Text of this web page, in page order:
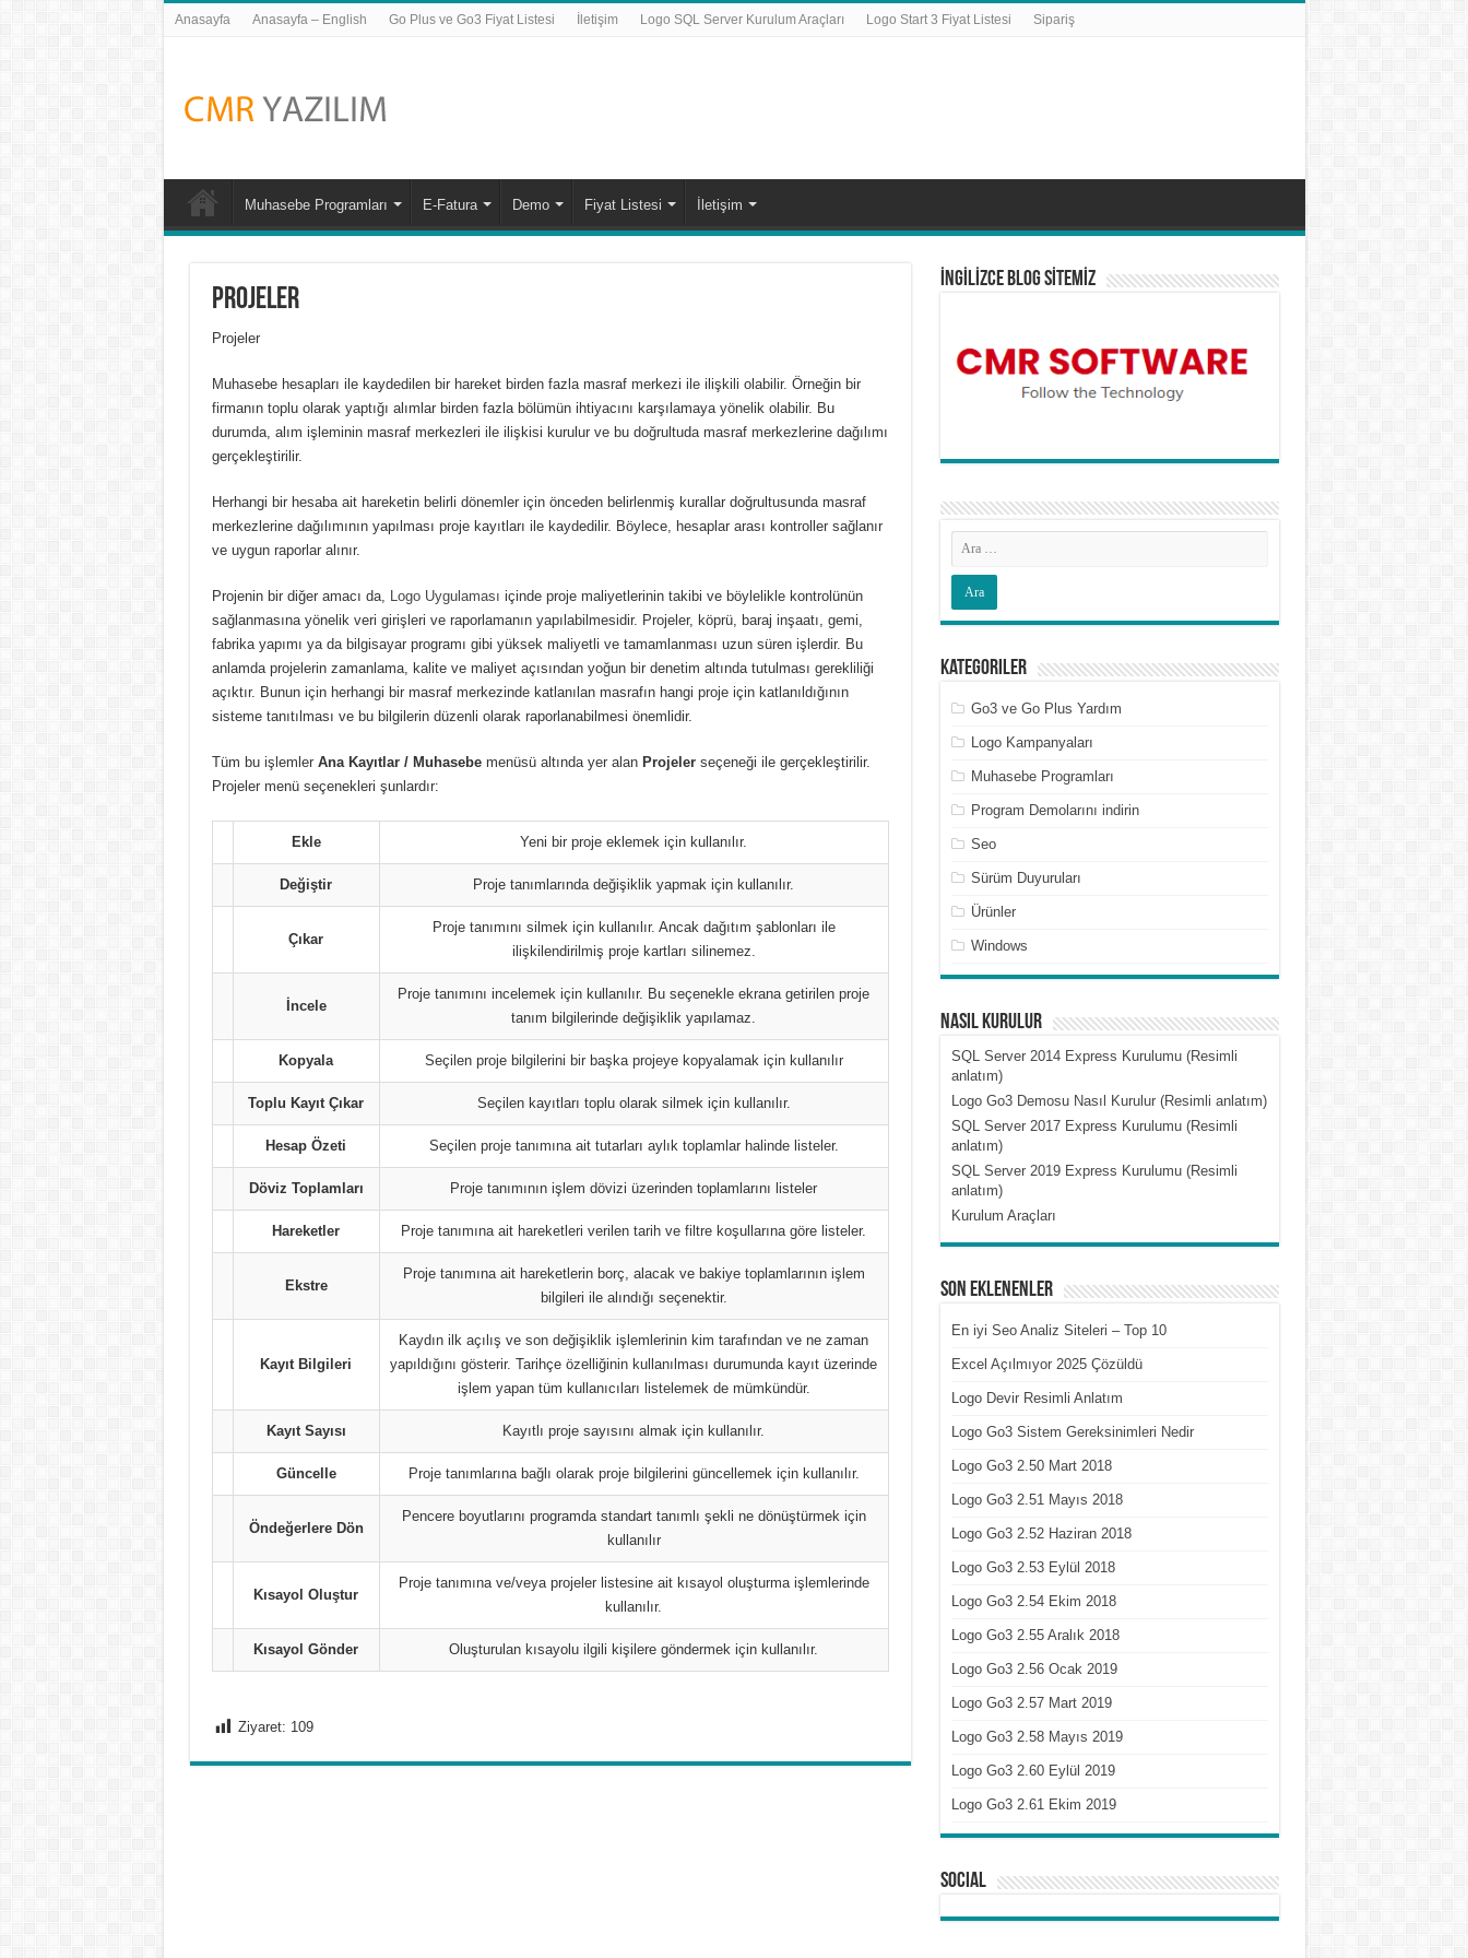
Anasayfa Anasayfa – English Go Plus ve Go3 Fiyat Listesi İletişim Logo SQL Server Kurulum Araçları Logo Start 3 Fiyat Listesi Sipariş
Muhasebe Programları E-Fatura Demo Fiyat Listesi İletişim
Projeler
Projeler
Muhasebe hesapları ile kaydedilen bir hareket birden fazla masraf merkezi ile ilişkili olabilir. Örneğin bir
firmanın toplu olarak yaptığı alımlar birden fazla bölümün ihtiyacını karşılamaya yönelik olabilir. Bu
durumda, alım işleminin masraf merkezleri ile ilişkisi kurulur ve bu doğrultuda masraf merkezlerine dağılımı
gerçekleştirilir.
Herhangi bir hesaba ait hareketin belirli dönemler için önceden belirlenmiş kurallar doğrultusunda masraf
merkezlerine dağılımının yapılması proje kayıtları ile kaydedilir. Böylece, hesaplar arası kontroller sağlanır
ve uygun raporlar alınır.
Projenin bir diğer amacı da, Logo Uygulaması içinde proje maliyetlerinin takibi ve böylelikle kontrolünün
sağlanmasına yönelik veri girişleri ve raporlamanın yapılabilmesidir. Projeler, köprü, baraj inşaatı, gemi,
fabrika yapımı ya da bilgisayar programı gibi yüksek maliyetli ve tamamlanması uzun süren işlerdir. Bu
anlamda projelerin zamanlama, kalite ve maliyet açısından yoğun bir denetim altında tutulması gerekliliği
açıktır. Bunun için herhangi bir masraf merkezinde katlanılan masrafın hangi proje için katlanıldığının
sisteme tanıtılması ve bu bilgilerin düzenli olarak raporlanabilmesi önemlidir.
Tüm bu işlemler Ana Kayıtlar / Muhasebemenüsü altında yer alan Projelerseçeneği ile gerçekleştirilir.
Projeler menü seçenekleri şunlardır:
Ekle Yeni bir proje eklemek için kullanılır.
Değiştir Proje tanımlarında değişiklik yapmak için kullanılır.
Çıkar
Proje tanımını silmek için kullanılır. Ancak dağıtım şablonları ile
ilişkilendirilmiş proje kartları silinemez.
İncele
Proje tanımını incelemek için kullanılır. Bu seçenekle ekrana getirilen proje
tanım bilgilerinde değişiklik yapılamaz.
Kopyala Seçilen proje bilgilerini bir başka projeye kopyalamak için kullanılır
Toplu Kayıt Çıkar Seçilen kayıtları toplu olarak silmek için kullanılır.
Hesap Özeti Seçilen proje tanımına ait tutarları aylık toplamlar halinde listeler.
Döviz Toplamları Proje tanımının işlem dövizi üzerinden toplamlarını listeler
Hareketler Proje tanımına ait hareketleri verilen tarih ve filtre koşullarına göre listeler.
Ekstre
Proje tanımına ait hareketlerin borç, alacak ve bakiye toplamlarının işlem
bilgileri ile alındığı seçenektir.
Kayıt Bilgileri
Kaydın ilk açılış ve son değişiklik işlemlerinin kim tarafından ve ne zaman
yapıldığını gösterir. Tarihçe özelliğinin kullanılması durumunda kayıt üzerinde
işlem yapan tüm kullanıcıları listelemek de mümkündür.
Kayıt Sayısı Kayıtlı proje sayısını almak için kullanılır.
Güncelle Proje tanımlarına bağlı olarak proje bilgilerini güncellemek için kullanılır.
Öndeğerlere Dön
Pencere boyutlarını programda standart tanımlı şekli ne dönüştürmek için
kullanılır
Kısayol Oluştur
Proje tanımına ve/veya projeler listesine ait kısayol oluşturma işlemlerinde
kullanılır.
Kısayol Gönder Oluşturulan kısayolu ilgili kişilere göndermek için kullanılır.
Ziyaret: 109
İNGİLİZCE BLOG SİTEMİZ
Kategoriler
Go3 ve Go Plus Yardım
Logo Kampanyaları
Muhasebe Programları
Program Demolarını indirin
Seo
Sürüm Duyuruları
Ürünler
Windows
Nasıl Kurulur
SQL Server 2014 Express Kurulumu (Resimli
anlatım)
Logo Go3 Demosu Nasıl Kurulur (Resimli anlatım)
SQL Server 2017 Express Kurulumu (Resimli
anlatım)
SQL Server 2019 Express Kurulumu (Resimli
anlatım)
Kurulum Araçları
Son Eklenenler
En iyi Seo Analiz Siteleri – Top 10
Excel Açılmıyor 2025 Çözüldü
Logo Devir Resimli Anlatım
Logo Go3 Sistem Gereksinimleri Nedir
Logo Go3 2.50 Mart 2018
Logo Go3 2.51 Mayıs 2018
Logo Go3 2.52 Haziran 2018
Logo Go3 2.53 Eylül 2018
Logo Go3 2.54 Ekim 2018
Logo Go3 2.55 Aralık 2018
Logo Go3 2.56 Ocak 2019
Logo Go3 2.57 Mart 2019
Logo Go3 2.58 Mayıs 2019
Logo Go3 2.60 Eylül 2019
Logo Go3 2.61 Ekim 2019
Social